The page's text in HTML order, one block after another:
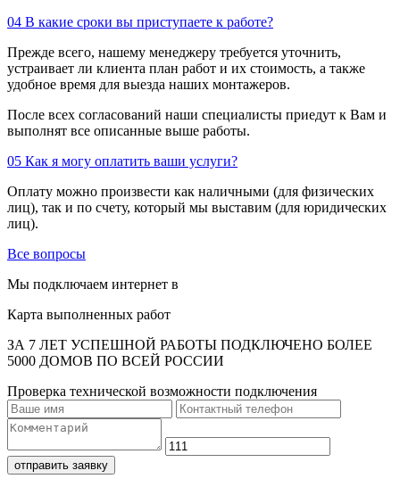
04 В какие сроки вы приступаете к работе?
Прежде всего, нашему менеджеру требуется уточнить,
устраивает ли клиента план работ и их стоимость, а также
удобное время для выезда наших монтажеров.
После всех согласований наши специалисты приедут к Вам и
выполнят все описанные выше работы.
05 Как я могу оплатить ваши услуги?
Оплату можно произвести как наличными (для физических
лиц), так и по счету, который мы выставим (для юридических
лиц).
Все вопросы
Мы подключаем интернет в
Карта выполненных работ
ЗА 7 ЛЕТ УСПЕШНОЙ РАБОТЫ ПОДКЛЮЧЕНО БОЛЕЕ
5000 ДОМОВ ПО ВСЕЙ РОССИИ
Проверка технической возможности подключения
отправить заявку